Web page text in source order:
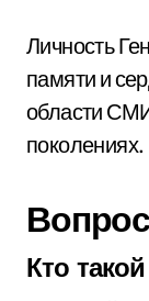
Личность
памяти и
области
поколениях.
Кто